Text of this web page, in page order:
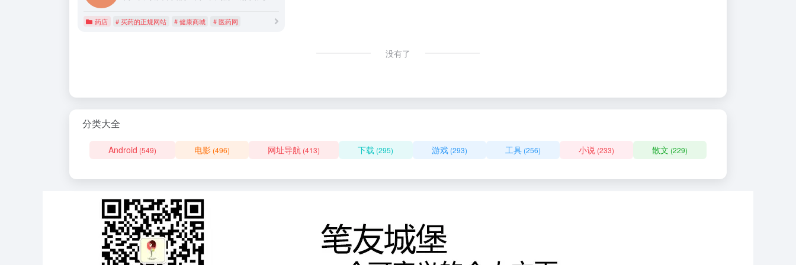
药店 # 买药的正规网站 # 健康商城 # 医药网
没有了
分类大全
Android (549) 电影 (496) 网址导航 (413) 下载 (295) 游戏(293) 工具(256) 小说(233) 散文 (229)